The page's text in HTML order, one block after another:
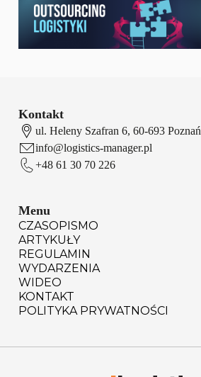
Kontakt
ul. Heleny Szafran 6, 60-693 Poznań
info@logistics-manager.pl
+48 61 30 70 226
Menu
CZASOPISMO
ARTYKUŁY
REGULAMIN
WYDARZENIA
WIDEO
KONTAKT
POLITYKA PRYWATNOŚCI